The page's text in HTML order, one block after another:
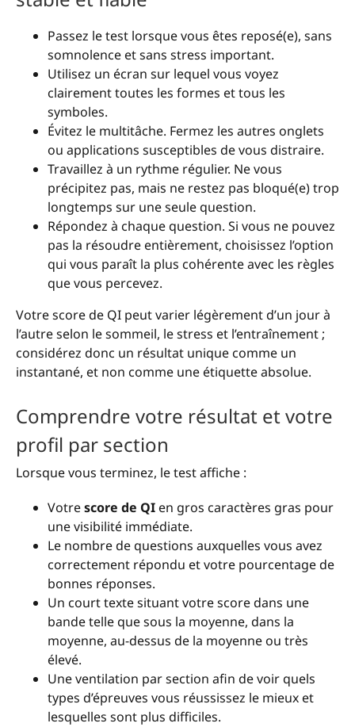
Passez le test lorsque vous êtes reposé(e), sans
somnolence et sans stress important.
Utilisez un écran sur lequel vous voyez
clairement toutes les formes et tous les
symboles.
Évitez le multitâche. Fermez les autres onglets
ou applications susceptibles de vous distraire.
Travaillez à un rythme régulier. Ne vous
précipitez pas, mais ne restez pas bloqué(e) trop
longtemps sur une seule question.
Répondez à chaque question. Si vous ne pouvez
pas la résoudre entièrement, choisissez l’option
qui vous paraît la plus cohérente avec les règles
que vous percevez.
Votre score de QI peut varier légèrement d’un jour à
l’autre selon le sommeil, le stress et l’entraînement ;
considérez donc un résultat unique comme un
instantané, et non comme une étiquette absolue.
Comprendre votre résultat et votre
profil par section
Lorsque vous terminez, le test affiche :
Votrescore de QI en gros caractères gras pour
une visibilité immédiate.
Le nombre de questions auxquelles vous avez
correctement répondu et votre pourcentage de
bonnes réponses.
Un court texte situant votre score dans une
bande telle que sous la moyenne, dans la
moyenne, au-dessus de la moyenne ou très
élevé.
Une ventilation par section afin de voir quels
types d’épreuves vous réussissez le mieux et
lesquelles sont plus difficiles.